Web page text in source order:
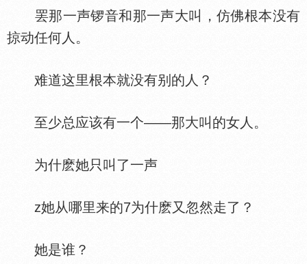
罢那一声锣音和那一声大叫，仿佛根本没有
掠动任何人。
难道这里根本就没有别的人？
至少总应该有一个——那大叫的女人。
为什麽她只叫了一声
z她从哪里来的7为什麽又忽然走了？
她是谁？